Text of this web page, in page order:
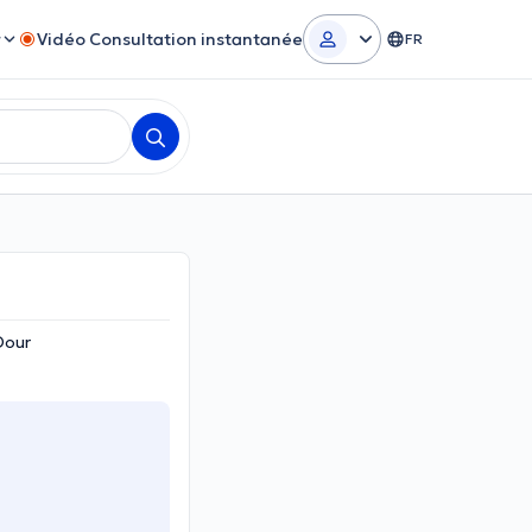
Vidéo Consultation instantanée FR